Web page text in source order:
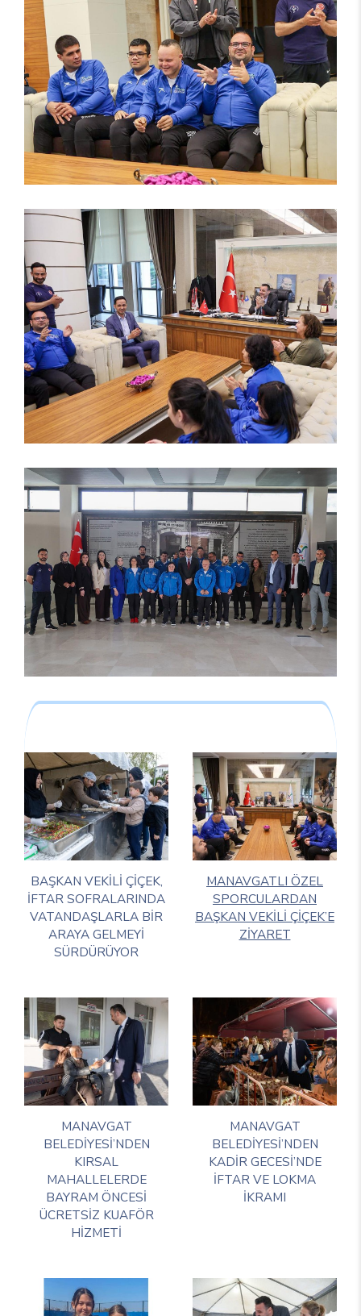
BAŞKAN VEKİLİ ÇİÇEK,
İFTAR SOFRALARINDA
VATANDAŞLARLA BİR
ARAYA GELMEYİ
SÜRDÜRÜYOR
MANAVGATLI ÖZEL
SPORCULARDAN
BAŞKAN VEKİLİ ÇİÇEK’E
ZİYARET
MANAVGAT
BELEDİYESİ’NDEN
KIRSAL
MAHALLELERDE
BAYRAM ÖNCESİ
ÜCRETSİZ KUAFÖR
HİZMETİ
MANAVGAT
BELEDİYESİ’NDEN
KADİR GECESİ’NDE
İFTAR VE LOKMA
İKRAMI